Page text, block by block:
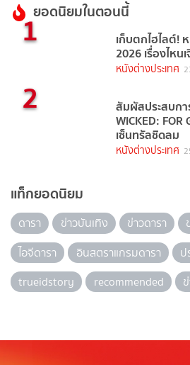
ยอดนิยมในตอนนี้
1 เก็บตกไฮไลต์!
2026 เรื่องไหน
หนังต่างประเทศ
2 สัมผัสประสบก
WICKED: FOR
เซ็นทรัลชิดลม
หนังต่างประเทศ
แท็กยอดนิยม
ดารา ข่าวบันเทิง ข่าวดารา
ไอจีดารา
อินสตราแกรมดารา
ป
trueidstory
recommended